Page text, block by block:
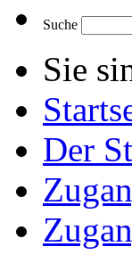
Suche
Sie
Der